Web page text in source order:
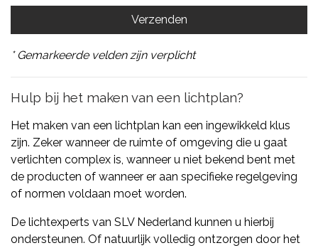
* Gemarkeerde velden zijn verplicht
Hulp bij het maken van een lichtplan?
Het maken van een lichtplan kan een ingewikkeld klus
zijn. Zeker wanneer de ruimte of omgeving die u gaat
verlichten complex is, wanneer u niet bekend bent met
de producten of wanneer er aan specifieke regelgeving
of normen voldaan moet worden.
De lichtexperts van SLV Nederland kunnen u hierbij
ondersteunen. Of natuurlijk volledig ontzorgen door het